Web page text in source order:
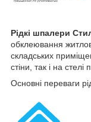
Рідкі шпалери
обклеювання
складських
стіни, так і на
Основні переваги